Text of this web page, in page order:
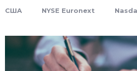
США NYSE Euronext